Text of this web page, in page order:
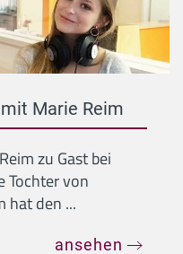
Marie Reim
zu Gast bei
Tochter von
hat den ...
ansehen